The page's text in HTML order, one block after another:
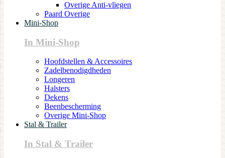
Overige Anti-vliegen
Paard Overige
Mini-Shop
In Mini-Shop
Hoofdstellen & Accessoires
Zadelbenodigdheden
Longeren
Halsters
Dekens
Beenbescherming
Overige Mini-Shop
Stal & Trailer
In Stal & Trailer